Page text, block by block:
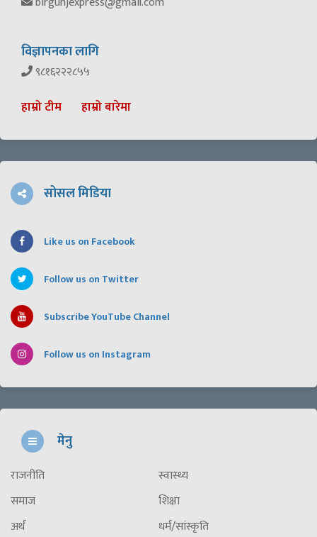
विज्ञापनका लागि
९८१६२२२८५५
हाम्रो टीम हाम्रो बारेमा
सोसल मिडिया
Like us on Facebook
Follow us on Twitter
Subscribe YouTube Channel
Follow us on Instagram
मेनु
राजनीति
समाज
अर्थ
स्वास्थ्य
शिक्षा
धर्म/सांस्कृति